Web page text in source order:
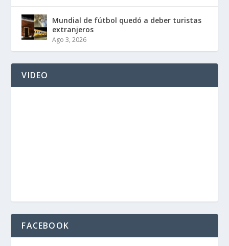
Mundial de fútbol quedó a deber turistas
extranjeros
Ago 3, 2026
VIDEO
FACEBOOK